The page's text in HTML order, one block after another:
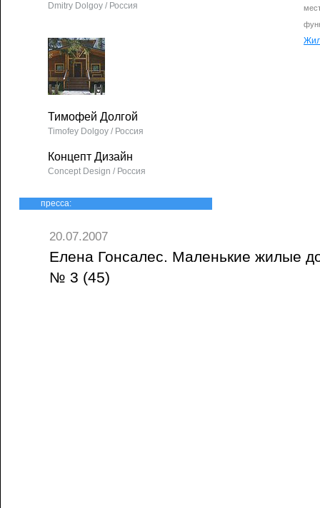
Dmitry Dolgoy / Россия
Тимофей Долгой
Timofey Dolgoy / Россия
Концепт Дизайн
Concept Design / Россия
пресса:
20.07.2007
Елена Гонсалес. Маленькие жилые
№ 3 (45)